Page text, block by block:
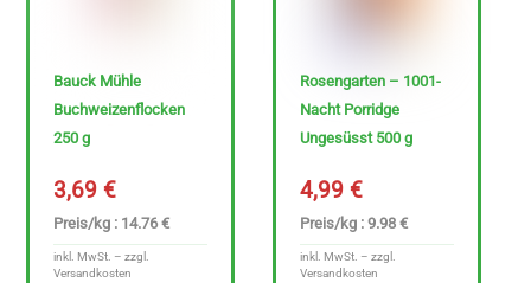
Bauck Mühle
Buchweizenflocken
250 g
3,69€
Preis/kg : 14.76 €
inkl. MwSt. – zzgl.
Versandkosten
Rosengarten – 1001-
Nacht Porridge
Ungesüsst 500 g
4,99€
Preis/kg : 9.98 €
inkl. MwSt. – zzgl.
Versandkosten